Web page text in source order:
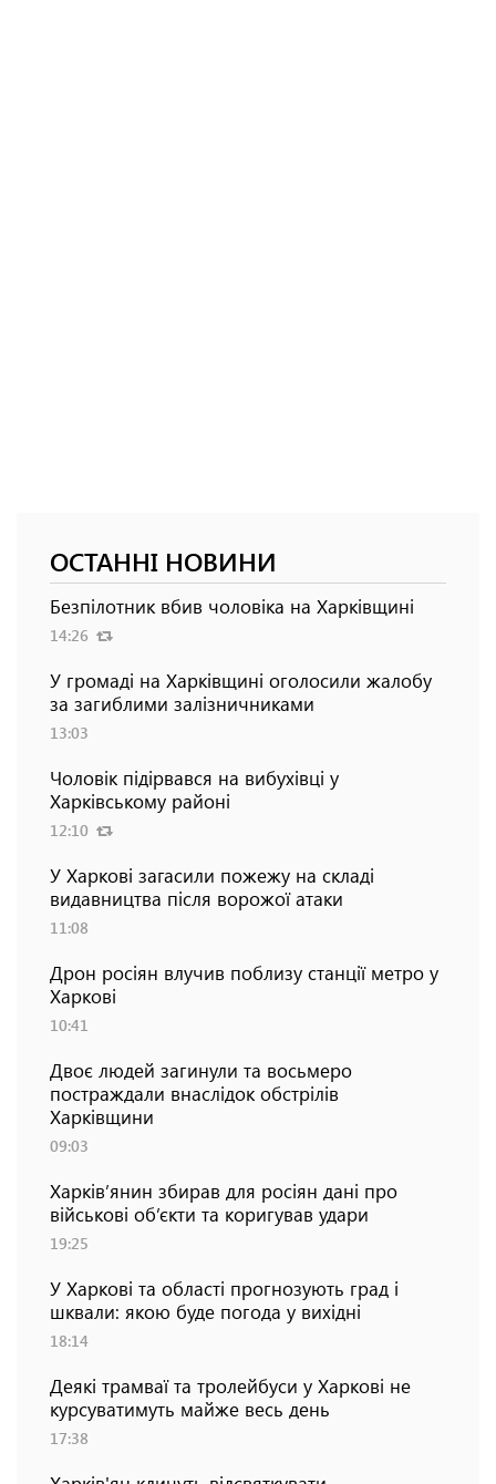
ОСТАННІ НОВИНИ
Безпілотник вбив чоловіка на Харківщині
14:26
У громаді на Харківщині оголосили жалобу
за загиблими залізничниками
13:03
Чоловік підірвався на вибухівці у
Харківському районі
12:10
У Харкові загасили пожежу на складі
видавництва після ворожої атаки
11:08
Дрон росіян влучив поблизу станції метро у
Харкові
10:41
Двоє людей загинули та восьмеро
постраждали внаслідок обстрілів
Харківщини
09:03
Харків’янин збирав для росіян дані про
військові об’єкти та коригував удари
19:25
У Харкові та області прогнозують град і
шквали: якою буде погода у вихідні
18:14
Деякі трамваї та тролейбуси у Харкові не
курсуватимуть майже весь день
17:38